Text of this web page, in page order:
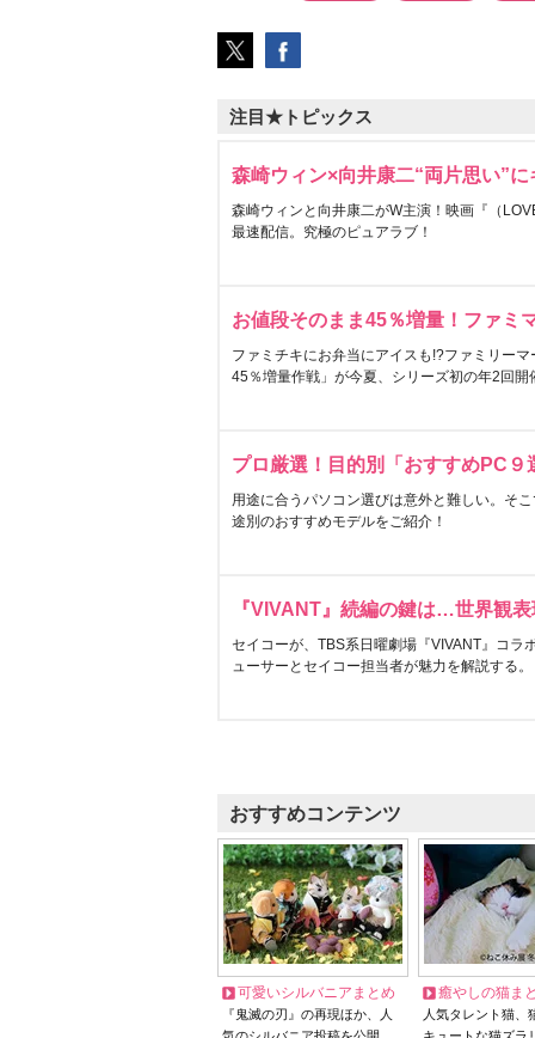
注目★トピックス
森崎ウィン×向井康二“両片思い”
森崎ウィンと向井康二がW主演！映画『（
最速配信。究極のピュアラブ！
お値段そのまま45％増量！ファミ
ファミチキにお弁当にアイスも!?ファミリー
45％増量作戦」が今夏、シリーズ初の年2回開
プロ厳選！目的別「おすすめPC９
用途に合うパソコン選びは意外と難しい。そ
途別のおすすめモデルをご紹介！
『VIVANT』続編の鍵は…世界観
セイコーが、TBS系日曜劇場『VIVANT』コラ
ューサーとセイコー担当者が魅力を解説する。
おすすめコンテンツ
可愛いシルバニアまとめ
『鬼滅の刃』の再現ほか、人
癒やしの猫ま
人気タレント猫